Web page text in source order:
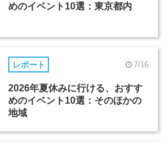
めのイベント10選：東京都内
レポート 7/16
2026年夏休みに行ける、おすす
めのイベント10選：そのほかの
地域